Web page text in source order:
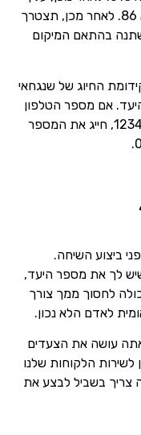
להזין את קידומת המדינה עבור סין, שהוא 86. לאחר מכן, תצטרך
בהתאם המיקום
אזור החיוג של בייג'ינג הוא 10, וקידומת החיוג של שנגחאי
היעד. אם מספר הטלפון
של חברך שמתגורר בבייג'ינג הוא 123456789, חייג את המספר
ביצוע השיחה.
לך את מספר היעד,
לחסוך ממך צורך
לאדם הלא נכון.
עושה את הצעדים
הלקוחות שלנו
שאתה צריך בשביל לבצע את